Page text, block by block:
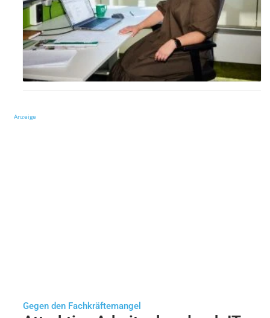
Anzeige
Gegen den Fachkräftemangel